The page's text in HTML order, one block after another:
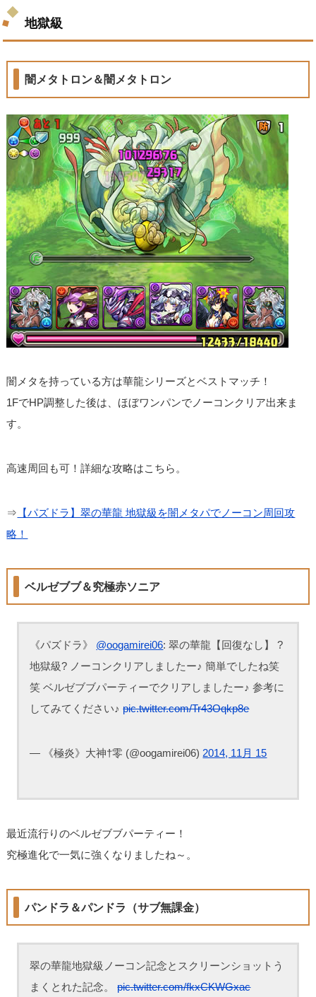
地獄級
闇メタトロン＆闇メタトロン
闇メタを持っている方は華龍シリーズとベストマッチ！
1FでHP調整した後は、ほぼワンパンでノーコンクリア出来ま
す。
高速周回も可！詳細な攻略はこちら。
⇒ 【パズドラ】翠の華龍 地獄級を闇メタパでノーコン周回攻
略！
ベルゼブブ＆究極赤ソニア
《パズドラ》 @oogamirei06: 翠の華龍【回復なし】 ?
地獄級? ノーコンクリアしましたー♪ 簡単でしたね笑
笑 ベルゼブブパーティーでクリアしましたー♪ 参考に
してみてください♪pic.twitter.com/Tr43Oqkp8e
— 《極炎》大神†零 (@oogamirei06) 2014, 11月 15
最近流行りのベルゼブブパーティー！
究極進化で一気に強くなりましたね～。
パンドラ＆パンドラ（サブ無課金）
翠の華龍地獄級ノーコン記念とスクリーンショットう
まくとれた記念。pic.twitter.com/fkxCKWGxac